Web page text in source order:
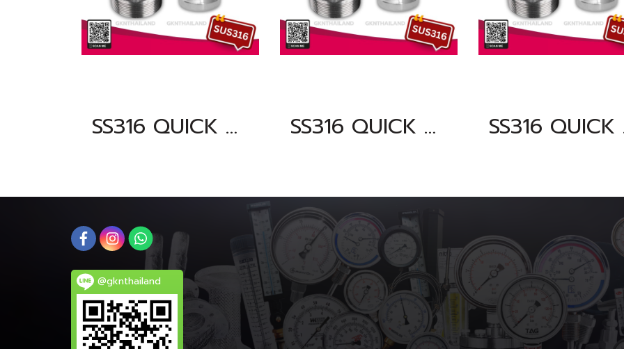
SS316 QUICK COUPLING PART "F" SIZE : 4"BSPT, NPT SS316 QUICK COUPLING PART "F" SIZE : 2"BSPT, NPT
@gknthailand